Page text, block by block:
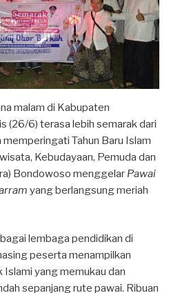
malam di Kabupaten
(26/6) terasa lebih semarak dari
memperingati Tahun Baru Islam
Kebudayaan, Pemuda dan
Bondowoso menggelar Pawai
yang berlangsung meriah
lembaga pendidikan di
peserta menampilkan
Islami yang memukau dan
sepanjang rute pawai. Ribuan